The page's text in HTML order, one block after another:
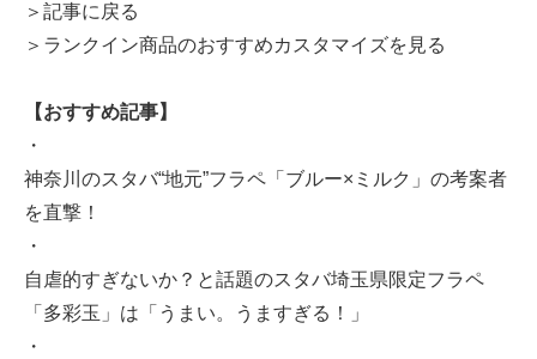
＞記事に戻る
＞ランクイン商品のおすすめカスタマイズを見る
【おすすめ記事】
・
神奈川のスタバ“地元”フラペ「ブルー×ミルク」の考案者
を直撃！
・
自虐的すぎないか？と話題のスタバ埼玉県限定フラペ
「多彩玉」は「うまい。うますぎる！」
・